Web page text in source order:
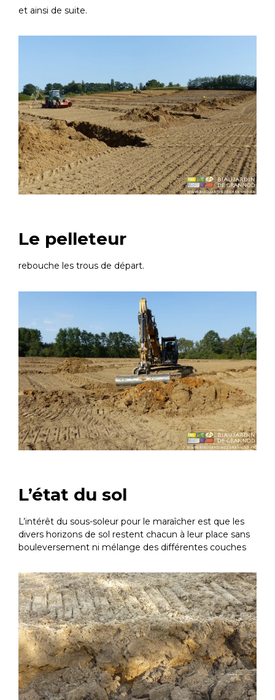
et ainsi de suite.
Le pelleteur
rebouche les trous de départ.
L’état du sol
L’intérêt du sous-soleur pour le maraîcher est que les
divers horizons de sol restent chacun à leur place sans
bouleversement ni mélange des différentes couches